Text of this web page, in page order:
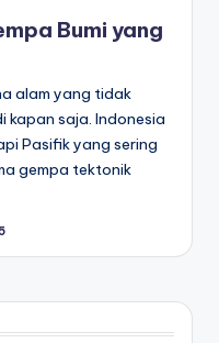
Bumi yang
alam yang tidak
saja. Indonesia
Pasifik yang sering
gempa tektonik